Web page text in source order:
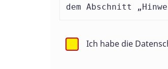
dem Abschnitt
Ihre Daten werden
Ich habe die